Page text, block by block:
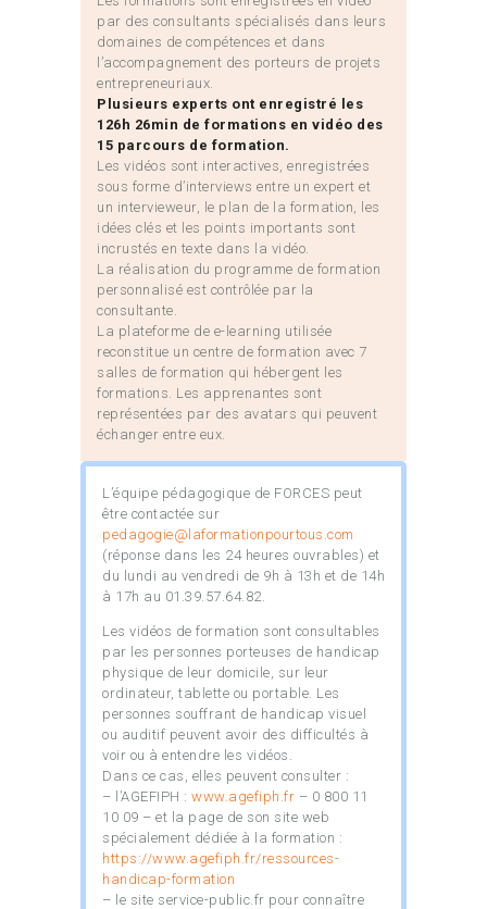
par des consultants spécialisés dans leurs
domaines de compétences et dans
l’accompagnement des porteurs de projets
entrepreneuriaux.
Plusieurs experts ont enregistré les
126h 26min de formations en vidéo des
15 parcours de formation.
Les vidéos sont interactives, enregistrées
sous forme d’interviews entre un expert et
un intervieweur, le plan de la formation, les
idées clés et les points importants sont
incrustés en texte dans la vidéo.
La réalisation du programme de formation
personnalisé est contrôlée par la
consultante.
La plateforme de e-learning utilisée
reconstitue un centre de formation avec 7
salles de formation qui hébergent les
formations. Les apprenantes sont
représentées par des avatars qui peuvent
échanger entre eux.
L’équipe pédagogique de FORCES peut
être contactée sur
pedagogie@laformationpourtous.com
(réponse dans les 24 heures ouvrables) et
du lundi au vendredi de 9h à 13h et de 14h
à 17h au 01.39.57.64.82.
Les vidéos de formation sont consultables
par les personnes porteuses de handicap
physique de leur domicile, sur leur
ordinateur, tablette ou portable. Les
personnes souffrant de handicap visuel
ou auditif peuvent avoir des difficultés à
voir ou à entendre les vidéos.
Dans ce cas, elles peuvent consulter :
– l’AGEFIPH : www.agefiph.fr – 0 800 11
10 09 – et la page de son site web
spécialement dédiée à la formation :
https://www.agefiph.fr/ressources-
handicap-formation
– le site service-public.fr pour connaître